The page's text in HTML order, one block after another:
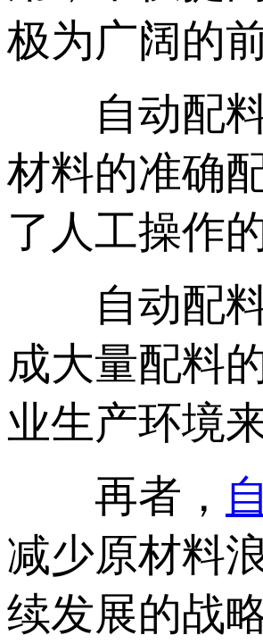
极为广阔的前
自动配料
材料的准确
了人工操作
自动配料
成大量配料
业生产环境
再者，
减少原材料
续发展的战